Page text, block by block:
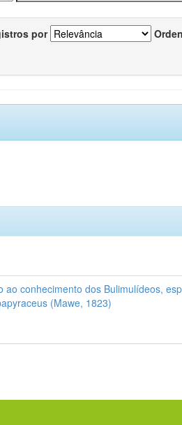
por
ao conhecimento dos Bulimulídeos,
(Mawe, 1823)